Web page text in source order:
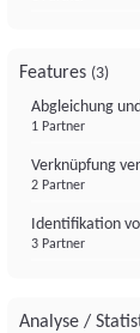
Features (3)
Abgleichung
1 Partner
Verknüpfung
2 Partner
Identifikation
3 Partner
Analyse /